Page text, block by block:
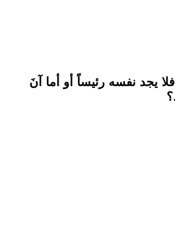
يجد نفسه رئيساً أو أما آنَ